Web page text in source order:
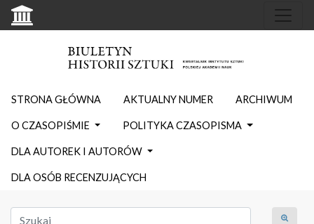
STRONA GŁÓWNA AKTUALNY NUMER ARCHIWUM
O CZASOPIŚMIE POLITYKA CZASOPISMA
DLA AUTOREK I AUTORÓW
DLA OSÓB RECENZUJĄCYCH